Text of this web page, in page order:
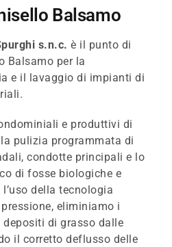
Balsamo
s.n.c. è il punto di
Balsamo per la
e il lavaggio di impianti di
e produttivi di
pulizia programmata di
condotte principali e lo
di fosse biologiche e
della tecnologia
eliminiamo i
di grasso dalle
il corretto deflusso delle